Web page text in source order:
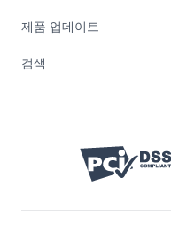
제품 업데이트
검색